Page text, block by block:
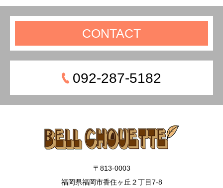
CONTACT
092-287-5182
〒813-0003
福岡県福岡市香住ヶ丘２丁目7-8